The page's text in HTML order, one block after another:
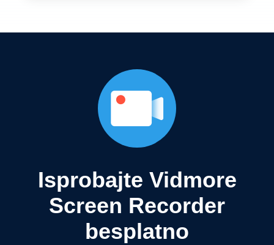
Isprobajte Vidmore
Screen Recorder
besplatno